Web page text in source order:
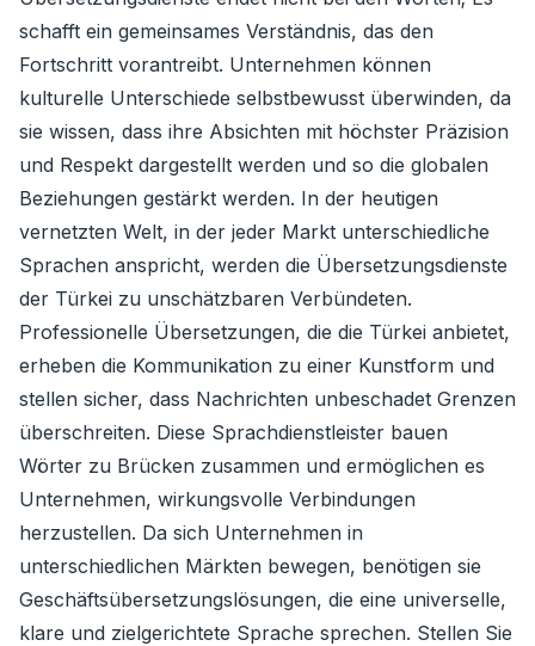
schafft ein gemeinsames Verständnis, das den
Fortschritt vorantreibt. Unternehmen können
kulturelle Unterschiede selbstbewusst überwinden, da
sie wissen, dass ihre Absichten mit höchster Präzision
und Respekt dargestellt werden und so die globalen
Beziehungen gestärkt werden. In der heutigen
vernetzten Welt, in der jeder Markt unterschiedliche
Sprachen anspricht, werden die Übersetzungsdienste
der Türkei zu unschätzbaren Verbündeten.
Professionelle Übersetzungen, die die Türkei anbietet,
erheben die Kommunikation zu einer Kunstform und
stellen sicher, dass Nachrichten unbeschadet Grenzen
überschreiten. Diese Sprachdienstleister bauen
Wörter zu Brücken zusammen und ermöglichen es
Unternehmen, wirkungsvolle Verbindungen
herzustellen. Da sich Unternehmen in
unterschiedlichen Märkten bewegen, benötigen sie
Geschäftsübersetzungslösungen, die eine universelle,
klare und zielgerichtete Sprache sprechen. Stellen Sie